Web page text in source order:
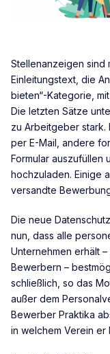
Stellenanzeigen sind
Einleitungstext, die
bieten“-Kategorie,
Die letzten Sätze
zu Arbeitgeber
per E-Mail, andere
Formular auszufüllen
hochzuladen. Einige
versandte
Die neue
nun, dass alle
Unternehmen erhält
Bewerbern –
schließlich, so das
außer dem
Bewerber Praktika
in welchem Verein er